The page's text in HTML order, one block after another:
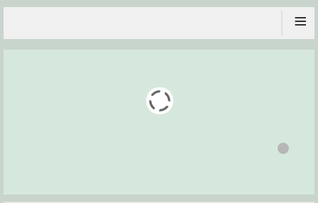
≡